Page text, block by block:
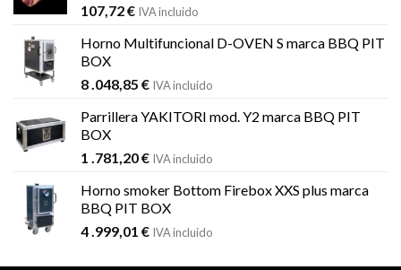
107,72€ IVA incluido
Horno Multifuncional D-OVEN S marca BBQ PIT
BOX
8 .048,85 € IVA incluido
Parrillera YAKITORI mod. Y2 marca BBQ PIT
BOX
1 .781,20€ IVA incluido
Horno smoker Bottom Firebox XXS plus marca
BBQ PIT BOX
4 .999,01 € IVA incluido